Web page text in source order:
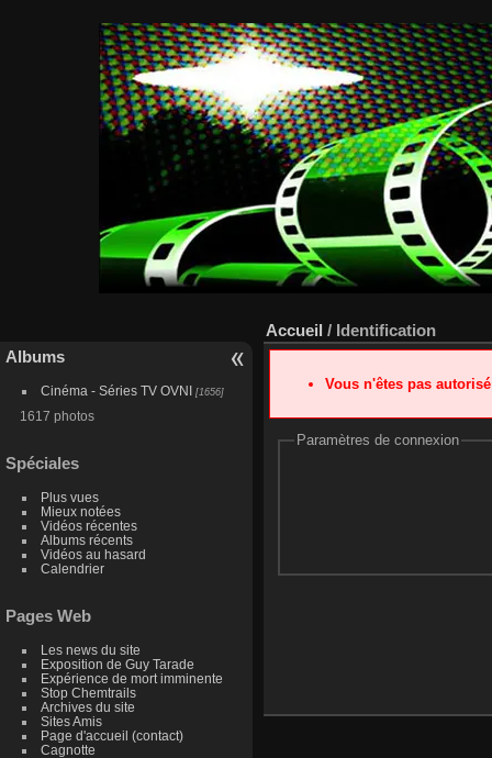
Albums
Cinéma - Séries TV OVNI [1656]
1617 photos
Spéciales
Plus vues
Mieux notées
Vidéos récentes
Albums récents
Vidéos au hasard
Calendrier
Pages Web
Les news du site
Exposition de Guy Tarade
Expérience de mort imminente
Stop Chemtrails
Archives du site
Sites Amis
Page d'accueil (contact)
Cagnotte
Accueil / Identification
Vous n'êtes pas
Paramètres de connexion